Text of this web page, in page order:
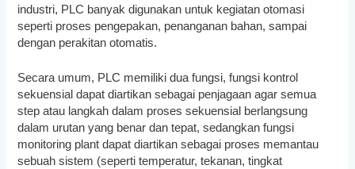
industri, PLC banyak digunakan untuk kegiatan otomasi
seperti proses pengepakan, penanganan bahan, sampai
dengan perakitan otomatis.
Secara umum, PLC memiliki dua fungsi, fungsi kontrol
sekuensial dapat diartikan sebagai penjagaan agar semua
step atau langkah dalam proses sekuensial berlangsung
dalam urutan yang benar dan tepat, sedangkan fungsi
monitoring plant dapat diartikan sebagai proses memantau
sebuah sistem (seperti temperatur, tekanan, tingkat